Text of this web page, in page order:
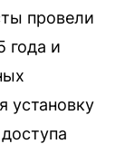
провели
года и
установку